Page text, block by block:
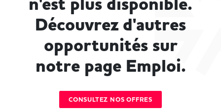
Découvrez d'autres
opportunités sur
notre page Emploi.
CONSULTEZ NOS OFFRES